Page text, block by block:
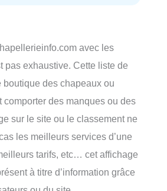
avec les
pas exhaustive. Cette liste de
des chapeaux ou
comporter des manques ou des
sur le site ou le classement ne
les meilleurs services d’une
tarifs, etc… cet affichage
à titre d’information grâce